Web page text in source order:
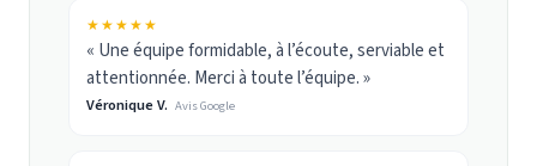
★★★★★
« Une équipe formidable, à l’écoute, serviable et
attentionnée. Merci à toute l’équipe. »
Véronique V. Avis Google